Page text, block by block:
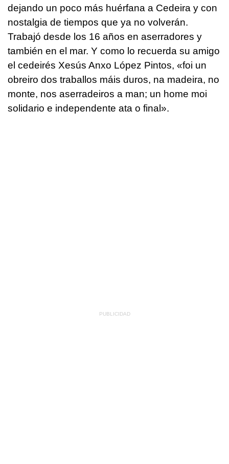
dejando un poco más huérfana a Cedeira y con
nostalgia de tiempos que ya no volverán.
Trabajó desde los 16 años en aserradores y
también en el mar. Y como lo recuerda su amigo
el cedeirés Xesús Anxo López Pintos, «foi un
obreiro dos traballos máis duros, na madeira, no
monte, nos aserradeiros a man; un home moi
solidario e independente ata o final».